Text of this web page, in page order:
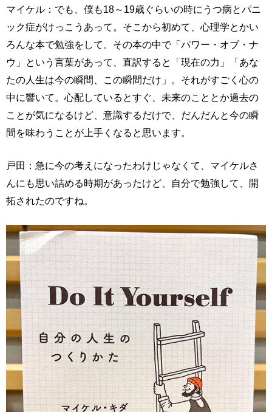
マイケル：でも、僕も18～19歳ぐらいの時にうつ病とパニ
ック症がけっこうあって。そこから初めて、心理学とかい
ろんな本で勉強をして。その本の中で「パワー・オブ・ナ
ウ」という言葉があって、直訳すると「現在の力」「あな
たの人生は今の瞬間、この瞬間だけ」。それがすごく心の
中に響いて。心配しているとすぐ、未来のこととか過去の
ことが気になるけど、意識するだけで、だんだんと今の瞬
間を味わうことが上手くなると思います。
戸田：急に今の考えになったわけじゃなくて、マイケルさ
んにも思い詰める時期があったけど、自分で勉強して、開
拓されたのですね。